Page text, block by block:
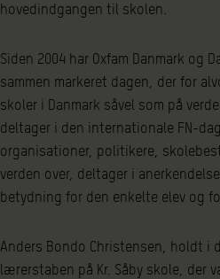
hovedindgangen til skolen.
Siden 2004 har Oxfam Danmark og
sammen markeret dagen, der for
skoler i Danmark såvel som på
deltager i den internationale FN-
organisationer, politikere,
verden over, deltager i
betydning for den enkelte elev og
Anders Bondo Christensen, holdt i
lærerstaben på Kr. Såby skole, der